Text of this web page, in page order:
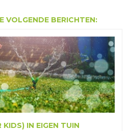
VOLGENDE BERICHTEN:
IN EIGEN TUIN